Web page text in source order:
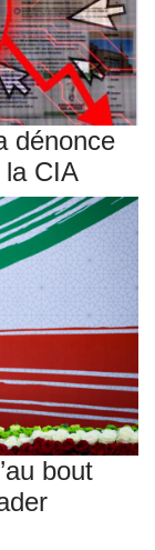
dénonce
la CIA
bout